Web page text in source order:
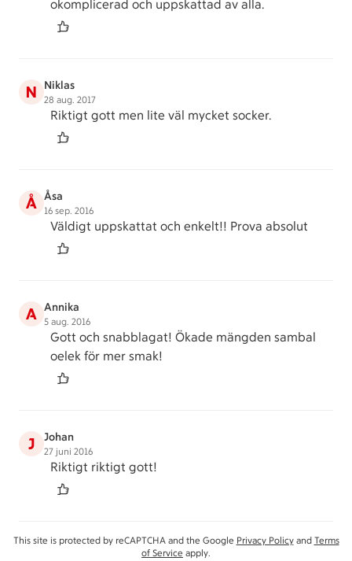
okomplicerad och uppskattad av alla.
N Niklas
28 aug. 2017
Riktigt gott men lite väl mycket socker.
Å Åsa
16 sep. 2016
Väldigt uppskattat och enkelt!! Prova absolut
A Annika
5 aug. 2016
Gott och snabblagat! Ökade mängden sambal
oelek för mer smak!
J Johan
27 juni 2016
Riktigt riktigt gott!
This site is protected by reCAPTCHA and the Google Privacy Policyand Terms
of Service apply.